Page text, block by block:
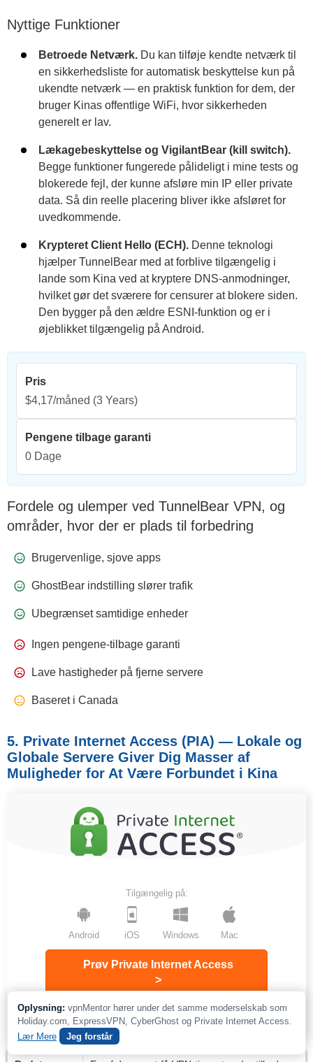
Nyttige Funktioner
Betroede Netværk. Du kan tilføje kendte netværk til
en sikkerhedsliste for automatisk beskyttelse kun på
ukendte netværk — en praktisk funktion for dem, der
bruger Kinas offentlige WiFi, hvor sikkerheden
generelt er lav.
Lækagebeskyttelse og VigilantBear (kill switch).
Begge funktioner fungerede pålideligt i mine tests og
blokerede fejl, der kunne afsløre min IP eller private
data. Så din reelle placering bliver ikke afsløret for
uvedkommende.
Krypteret Client Hello (ECH). Denne teknologi
hjælper TunnelBear med at forblive tilgængelig i
lande som Kina ved at kryptere DNS-anmodninger,
hvilket gør det sværere for censurer at blokere siden.
Den bygger på den ældre ESNI-funktion og er i
øjeblikket tilgængelig på Android.
Pris
$4,17/måned (3 Years)
Pengene tilbage garanti
0 Dage
Fordele og ulemper ved TunnelBear VPN, og
områder, hvor der er plads til forbedring
Brugervenlige, sjove apps
GhostBear indstilling slører trafik
Ubegrænset samtidige enheder
Ingen pengene-tilbage garanti
Lave hastigheder på fjerne servere
Baseret i Canada
5. Private Internet Access (PIA) — Lokale og
Globale Servere Giver Dig Masser af
Muligheder for At Være Forbundet i Kina
Tilgængelig på:
Windows Mac
Android iOS
Prøv Private Internet Access
>
www.privateinternetaccess.com
Oplysning: vpnMentor hører under det samme moderselskab som
Holiday.com, ExpressVPN, CyberGhost og Private Internet Access.
Lær Mere
Jeg forstår